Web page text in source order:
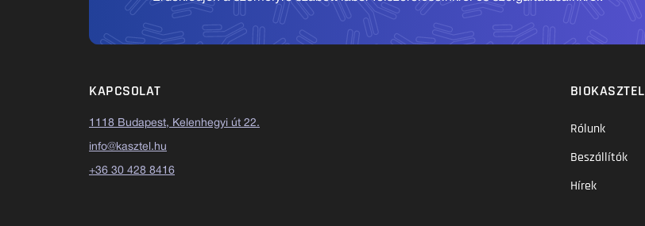
KAPCSOLAT
1118 Budapest, Kelenhegyi út 22.
info@kasztel.hu
+36 30 428 8416
BIOKASZTEL
Rólunk
Beszállítók
Hírek